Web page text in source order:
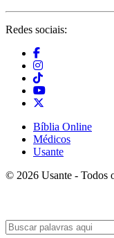
Redes sociais:
Bíblia Online
Médicos
Usante
© 2026 Usante - Todos